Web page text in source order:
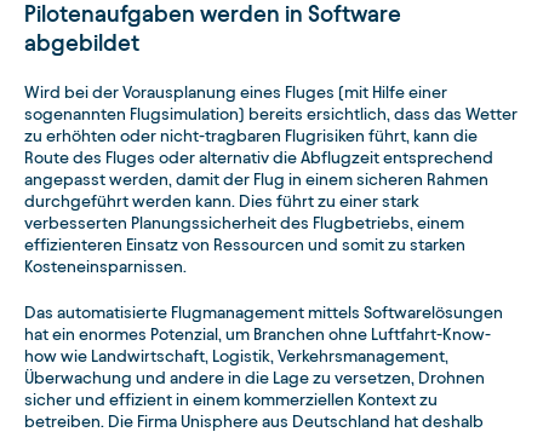
Pilotenaufgaben werden in Software
abgebildet
Wird bei der Vorausplanung eines Fluges (mit Hilfe einer
sogenannten Flugsimulation) bereits ersichtlich, dass das Wetter
zu erhöhten oder nicht-tragbaren Flugrisiken führt, kann die
Route des Fluges oder alternativ die Abflugzeit entsprechend
angepasst werden, damit der Flug in einem sicheren Rahmen
durchgeführt werden kann. Dies führt zu einer stark
verbesserten Planungssicherheit des Flugbetriebs, einem
effizienteren Einsatz von Ressourcen und somit zu starken
Kosteneinsparnissen.
Das automatisierte Flugmanagement mittels Softwarelösungen
hat ein enormes Potenzial, um Branchen ohne Luftfahrt-Know-
how wie Landwirtschaft, Logistik, Verkehrsmanagement,
Überwachung und andere in die Lage zu versetzen, Drohnen
sicher und effizient in einem kommerziellen Kontext zu
betreiben. Die Firma Unisphere aus Deutschland hat deshalb